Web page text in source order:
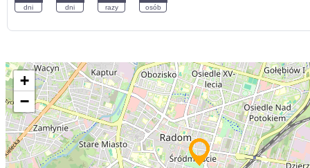
dni dni razy osób
+
−